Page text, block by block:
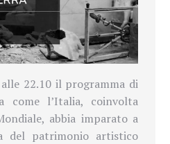
22.10 il programma di
come l’Italia, coinvolta
abbia imparato a
del patrimonio artistico